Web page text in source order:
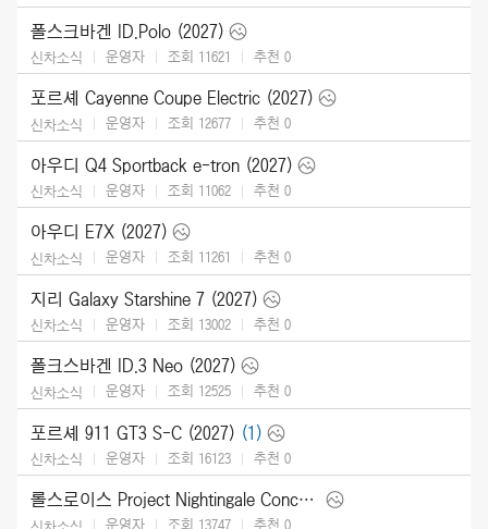
폴스크바겐 ID.Polo (2027)
신차소식 운영자 조회 11621 추천 0
포르셰 Cayenne Coupe Electric (2027)
신차소식 운영자 조회 12677 추천 0
아우디 Q4 Sportback e-tron (2027)
신차소식 운영자 조회 11062 추천 0
아우디 E7X (2027)
신차소식 운영자 조회 11261 추천 0
지리 Galaxy Starshine 7 (2027)
신차소식 운영자 조회 13002 추천 0
폴크스바겐 ID.3 Neo (2027)
신차소식 운영자 조회 12525 추천 0
포르셰 911 GT3 S-C (2027) (1)
신차소식 운영자 조회 16123 추천 0
롤스로이스 Project Nightingale Concept (2026)
운영자 조회 13747 추천 0